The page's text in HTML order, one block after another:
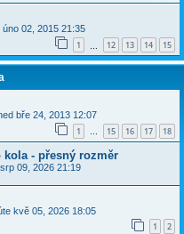
úno 02, 2015 21:35
1 12 13 14 15
bře 24, 2013 12:07
1 … 15 16 17 18
- přesný rozměr
09, 2026 21:19
kvě 05, 2026 18:05
1 2